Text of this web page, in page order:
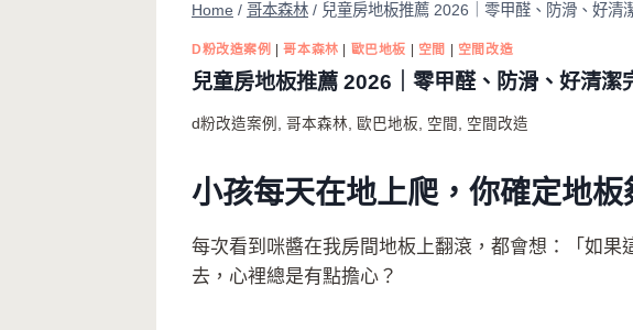
Home / 哥本森林 / 兒童房地板推薦 2026｜零甲醛、防滑、好清
D粉改造案例 |哥本森林 | 歐巴地板 | 空間 | 空間改造
兒童房地板推薦 2026｜零甲醛、防滑、好清潔
d粉改造案例 , 哥本森林, 歐巴地板, 空間 , 空間改造
小孩每天在地上爬，你確定地
每次看到咪醬在我房間地板上翻滾，都會想：「如
去，心裡總是有點擔心？